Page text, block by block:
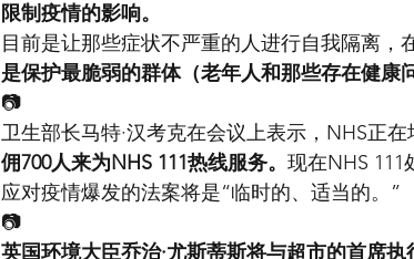
限制疫情的影响。
目前是让那些症状不严重的人进行自我隔离，
是保护最脆弱的群体（老年人和那些存在健康
📷
卫生部长马特·汉考克在会议上表示，NHS正
佣700人来为NHS 111热线服务。 现在NHS 111
应对疫情爆发的法案将是“临时的、适当的。”
📷
英国环境大臣乔治·尤斯蒂斯将与超市的首席